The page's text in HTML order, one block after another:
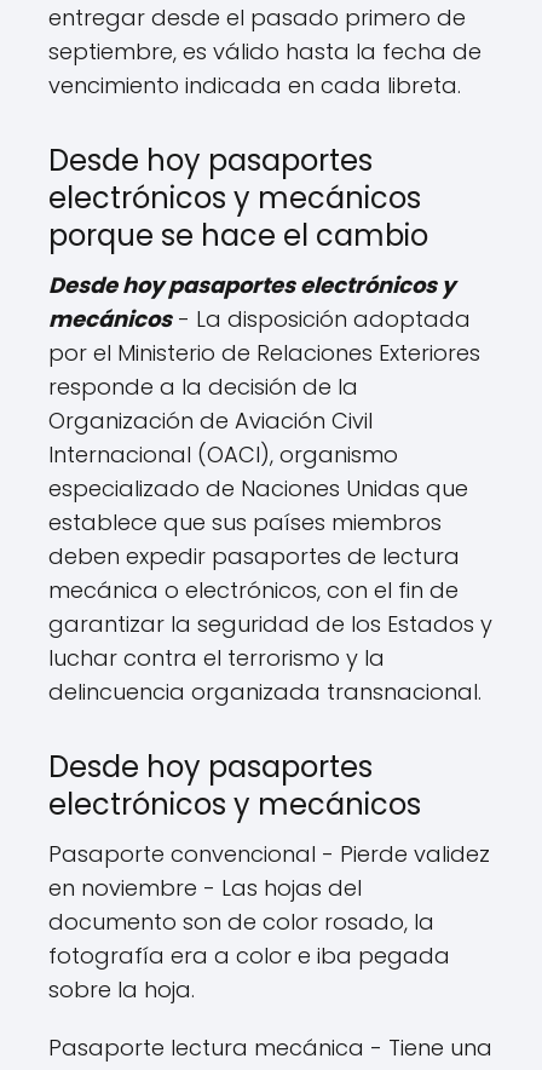
entregar desde el pasado primero de
septiembre, es válido hasta la fecha de
vencimiento indicada en cada libreta.
Desde hoy pasaportes
electrónicos y mecánicos
porque se hace el cambio
Desde hoy pasaportes electrónicos y
mecánicos- La disposición adoptada
por el Ministerio de Relaciones Exteriores
responde a la decisión de la
Organización de Aviación Civil
Internacional (OACI), organismo
especializado de Naciones Unidas que
establece que sus países miembros
deben expedir pasaportes de lectura
mecánica o electrónicos, con el fin de
garantizar la seguridad de los Estados y
luchar contra el terrorismo y la
delincuencia organizada transnacional.
Desde hoy pasaportes
electrónicos y mecánicos
Pasaporte convencional - Pierde validez
en noviembre - Las hojas del
documento son de color rosado, la
fotografía era a color e iba pegada
sobre la hoja.
Pasaporte lectura mecánica - Tiene una